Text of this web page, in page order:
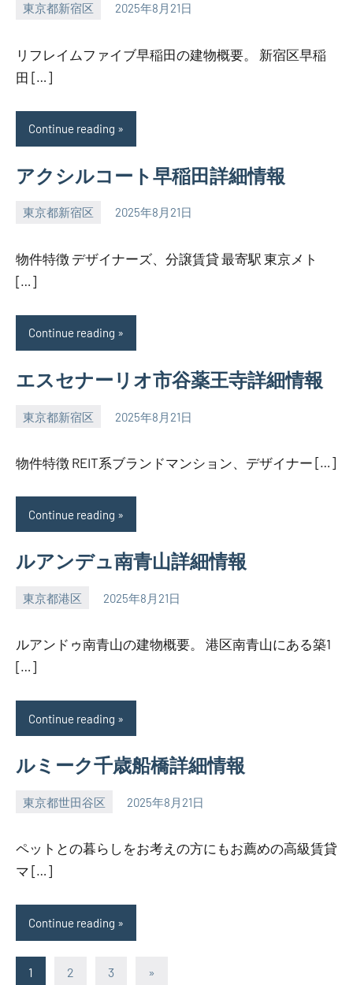
東京都新宿区 2025年8月21日
SEZIMO
リフレイムファイブ早稲田の建物概要。 新宿区早稲
田 […]
Continue reading
アクシルコート早稲田詳細情報
東京都新宿区 2025年8月21日
SEZIMO
物件特徴 デザイナーズ、分譲賃貸 最寄駅 東京メト
[…]
Continue reading
エスセナーリオ市谷薬王寺詳細情報
東京都新宿区 2025年8月21日
SEZIMO
物件特徴 REIT系ブランドマンション、デザイナー […]
Continue reading
ルアンデュ南青山詳細情報
東京都港区 2025年8月21日
SEZIMO
ルアンドゥ南青山の建物概要。 港区南青山にある築1
[…]
Continue reading
ルミーク千歳船橋詳細情報
東京都世田谷区 2025年8月21日
SEZIMO
ペットとの暮らしをお考えの方にもお薦めの高級賃貸
マ […]
Continue reading
投1 2 3
Next
»